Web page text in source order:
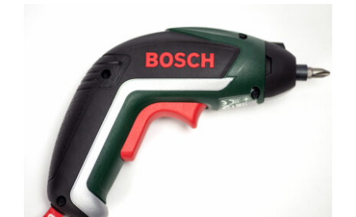
Akku-Schrauber Bosch IXO Generation
V